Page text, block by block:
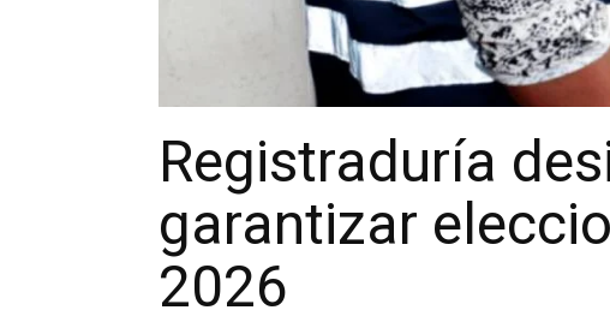
Registraduría
garantizar
2026